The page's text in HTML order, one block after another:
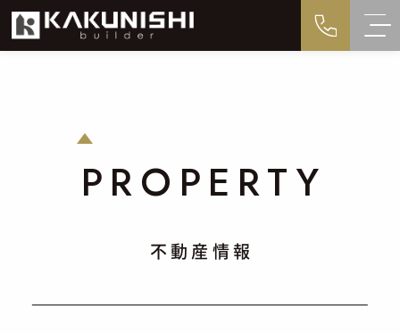
PROPERTY
不動産情報